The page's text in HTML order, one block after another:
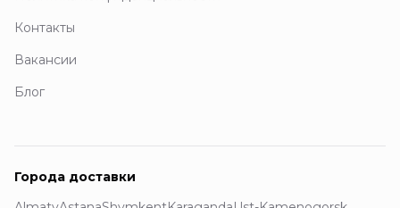
Контакты
Вакансии
Блог
Города доставки